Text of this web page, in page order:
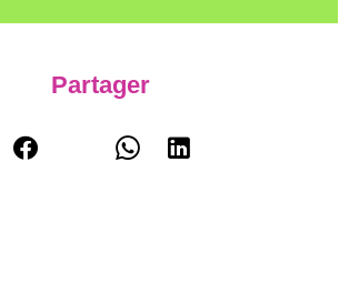
Partager